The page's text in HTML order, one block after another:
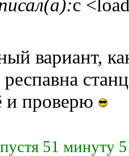
с
вариант,
и проверю
51 минуту